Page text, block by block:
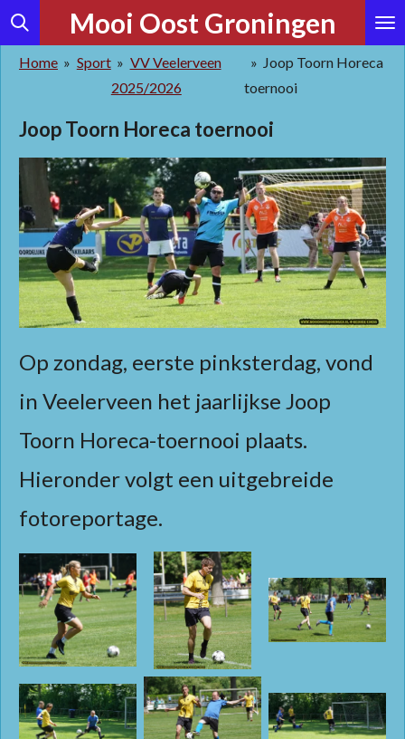
Ga
direct
naar
hoofdinhoud
Mooi Oost Groningen
Home » Sport » VV Veelerveen
2025/2026
» Joop Toorn Horeca
toernooi
Joop Toorn Horeca toernooi
Op zondag, eerste pinksterdag, vond
in Veelerveen het jaarlijkse Joop
Toorn Horeca-toernooi plaats.
Hieronder volgt een uitgebreide
fotoreportage.